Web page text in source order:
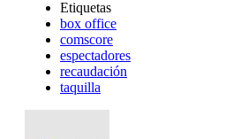
Etiquetas
box office
comscore
espectadores
recaudación
taquilla